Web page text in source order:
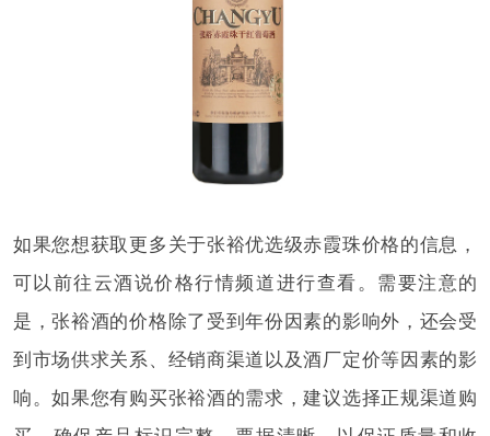
如果您想获取更多关于张裕优选级赤霞珠价格的信息，
可以前往云酒说价格行情频道进行查看。需要注意的
是，张裕酒的价格除了受到年份因素的影响外，还会受
到市场供求关系、经销商渠道以及酒厂定价等因素的影
响。如果您有购买张裕酒的需求，建议选择正规渠道购